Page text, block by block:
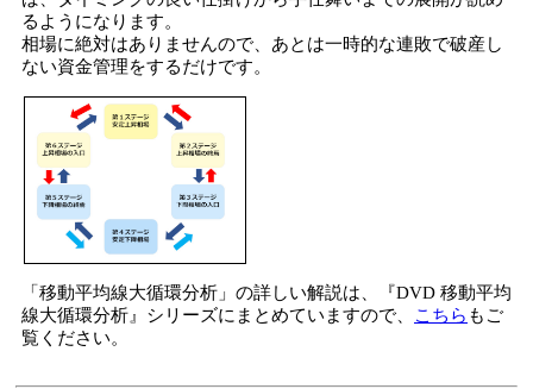
るようになります。
相場に絶対はありませんので、あとは一時的な連敗で破産し
ない資金管理をするだけです。
「移動平均線大循環分析」の詳しい解説は、『DVD 移動平均
線大循環分析』シリーズにまとめていますので、
こちら もご
覧ください。